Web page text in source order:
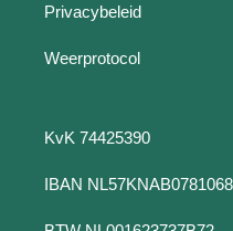
Privacybeleid
Weerprotocol
KvK 74425390
IBAN